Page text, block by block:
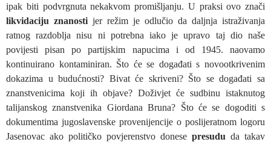
ipak biti podvrgnuta nekakvom promišljanju. U praksi ovo znači
likvidaciju znanosti jer režim je odlučio da daljnja istraživanja
ratnog razdoblja nisu ni potrebna iako je upravo taj dio naše
povijesti pisan po partijskim napucima i od 1945. naovamo
kontinuirano kontaminiran. Što će se događati s novootkrivenim
dokazima u budućnosti? Bivat će skriveni? Što se događati sa
znanstvenicima koji ih objave? Doživjet će sudbinu istaknutog
talijanskog znanstvenika Giordana Bruna? Što će se dogoditi s
dokumentima jugoslavenske provenijencije o poslijeratnom logoru
Jasenovac ako političko povjerenstvo donese presudu da takav